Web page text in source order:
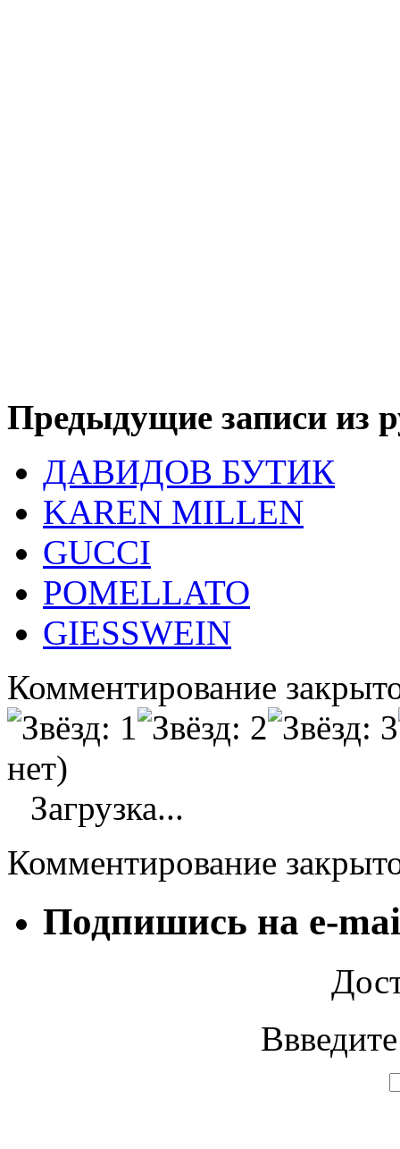
Предыдущие записи из
ДАВИДОВ БУТИК
KAREN MILLEN
GUCCI
POMELLATO
GIESSWEIN
Комментирование
нет)
Загрузка...
Комментирование
Подпишись на e-